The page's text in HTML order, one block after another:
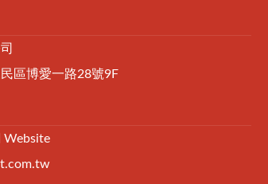
區博愛一路28號9F
Website